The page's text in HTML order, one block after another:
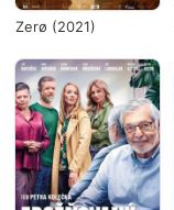
Zerø (2021)